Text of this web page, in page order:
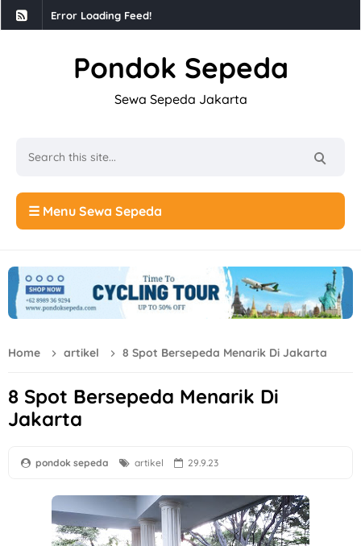
Error Loading Feed!
Pondok Sepeda
Sewa Sepeda Jakarta
☰ Menu Sewa Sepeda
Home artikel 8 Spot Bersepeda Menarik Di Jakarta
8 Spot Bersepeda Menarik Di
Jakarta
pondok sepeda artikel 29.9.23